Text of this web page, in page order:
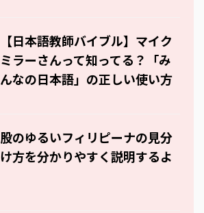
【日本語教師バイブル】マイク
ミラーさんって知ってる？「み
んなの日本語」の正しい使い方
股のゆるいフィリピーナの見分
け方を分かりやすく説明するよ